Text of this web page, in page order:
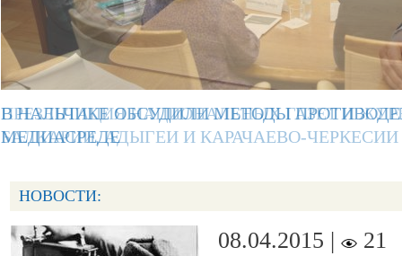
ПРЕЗЕНТАЦИЯ НАЦИОНАЛЬНЫХ ГАЗЕТ И
БАЛКАРИИ, АДЫГЕИ И КАРАЧАЕВО-
НОВОСТИ:
08.04.2015 | 21